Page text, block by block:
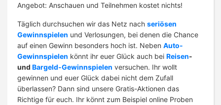
Angebot: Anschauen und Teilnehmen kostet nichts!
Täglich durchsuchen wir das Netz nach seriösen
Gewinnspielen und Verlosungen, bei denen die Chance
auf einen Gewinn besonders hoch ist. Neben Auto-
Gewinnspielen könnt ihr euer Glück auch bei Reisen-
und Bargeld-Gewinnspielen versuchen. Ihr wollt
gewinnen und euer Glück dabei nicht dem Zufall
überlassen? Dann sind unsere Gratis-Aktionen das
Richtige für euch. Ihr könnt zum Beispiel online Proben